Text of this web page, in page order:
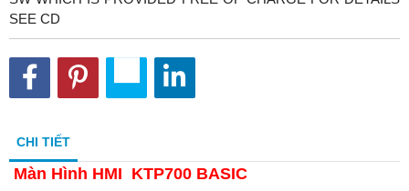
SEE CD
CHI TIẾT
Màn Hình HMI KTP700 BASIC